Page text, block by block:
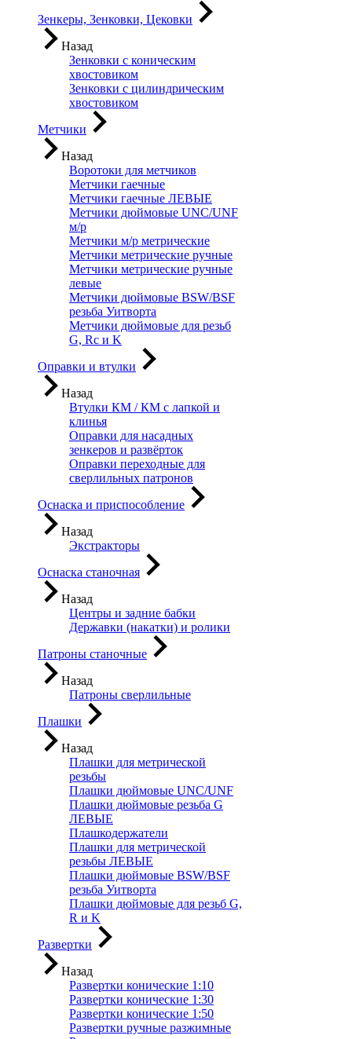
Зенкеры, Зенковки, Цековки
Назад
Зенковки с коническим
хвостовиком
Зенковки с цилиндрическим
хвостовиком
Метчики
Назад
Воротоки для метчиков
Метчики гаечные
Метчики гаечные ЛЕВЫЕ
Метчики дюймовые UNC/UNF
м/р
Метчики м/р метрические
Метчики метрические ручные
Метчики метрические ручные
левые
Метчики дюймовые BSW/BSF
резьба Уитворта
Метчики дюймовые для резьб
G, Rc и K
Оправки и втулки
Назад
Втулки КМ / КМ с лапкой и
клинья
Оправки для насадных
зенкеров и развёрток
Оправки переходные для
сверлильных патронов
Оснаска и приспособление
Назад
Экстракторы
Оснаска станочная
Назад
Центры и задние бабки
Державки (накатки) и ролики
Патроны станочные
Назад
Патроны сверлильные
Плашки
Назад
Плашки для метрической
резьбы
Плашки дюймовые UNC/UNF
Плашки дюймовые резьба G
ЛЕВЫЕ
Плашкодержатели
Плашки для метрической
резьбы ЛЕВЫЕ
Плашки дюймовые BSW/BSF
резьба Уитворта
Плашки дюймовые для резьб G,
R и K
Развертки
Назад
Развертки конические 1:10
Развертки конические 1:30
Развертки конические 1:50
Развертки ручные разжимные